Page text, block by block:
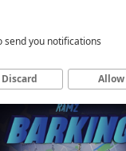
send you notifications
Discard Allow